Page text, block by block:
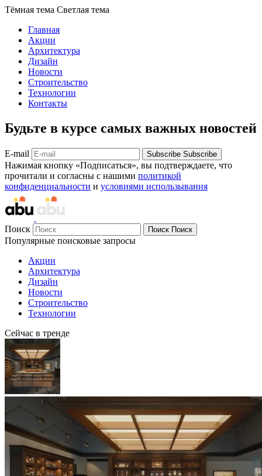
Тёмная тема Светлая тема
Главная
Акции
Архитектура
Дизайн
Новости
Строительство
Технологии
Контакты
Будьте в курсе самых важных новостей
E-mail Subscribe Subscribe
Нажимая кнопку «Подписаться», вы подтверждаете, что
прочитали и согласны с нашими политикой
конфиденциальности и условиями использывания
Поиск Поиск Поиск
Популярные поисковые запросы
Акции
Архитектура
Дизайн
Новости
Строительство
Технологии
Сейчас в тренде